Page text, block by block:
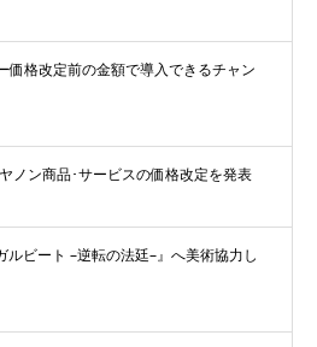
価格改定前の金額で導入できるチャン
ノン商品･サービスの価格改定を発表
ビート –逆転の法廷–』へ美術協力し